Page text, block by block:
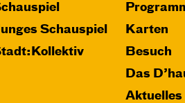
Schauspiel
Karten
Besuch
Das
Aktuelles